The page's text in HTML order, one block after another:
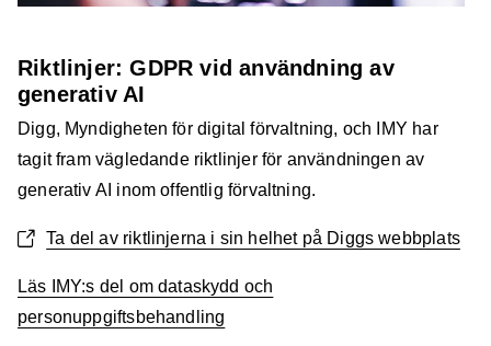
Riktlinjer: GDPR vid användning av
generativ AI
Digg, Myndigheten för digital förvaltning, och IMY har
tagit fram vägledande riktlinjer för användningen av
generativ AI inom offentlig förvaltning.
Ta del av riktlinjerna i sin helhet på Diggs webbplats
Läs IMY:s del om dataskydd och
personuppgiftsbehandling